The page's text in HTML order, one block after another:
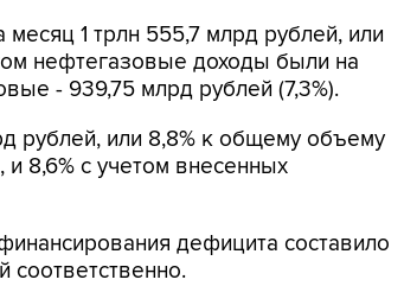
1 трлн 555,7 млрд рублей, или
нефтегазовые доходы были на
- 939,75 млрд рублей (7,3%).
рублей, или 8,8% к общему объему
8,6% с учетом внесенных
дефицита составило
соответственно.